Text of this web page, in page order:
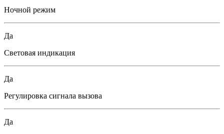
Ночной режим
Да
Световая индикация
Да
Регулировка сигнала вызова
Да